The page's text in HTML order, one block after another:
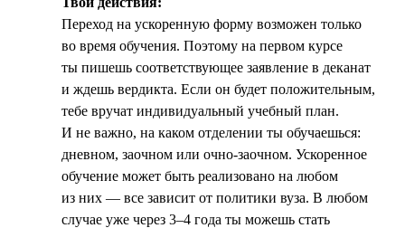
Переход на ускоренную форму возможен только
во время обучения. Поэтому на первом курсе
ты пишешь соответствующее заявление в деканат
и ждешь вердикта. Если он будет положительным,
тебе вручат индивидуальный учебный план.
И не важно, на каком отделении ты обучаешься:
дневном, заочном или очно-заочном. Ускоренное
обучение может быть реализовано на любом
из них — все зависит от политики вуза. В любом
случае уже через 3–4 года ты можешь стать